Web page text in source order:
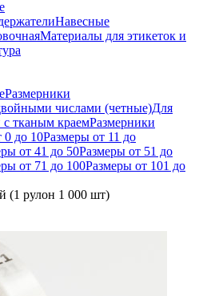
Навесные
Материалы для этикеток и
Размерники
числами (четные)Для
с тканым краемРазмерники
0 до 10Размеры от 11 до
от 41 до 50Размеры от 51 до
от 71 до 100Размеры от 101 до
(1 рулон 1 000 шт)